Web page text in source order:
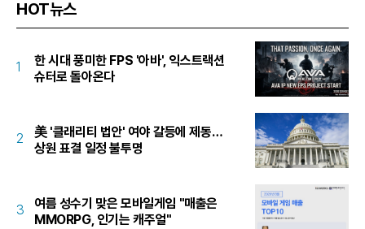
HOT뉴스
1
한 시대 풍미한 FPS '아바', 익스트랙션
슈터로 돌아온다
2
美 '클래리티 법안' 여야 갈등에 제동…
상원 표결 일정 불투명
3
여름 성수기 맞은 모바일게임 "매출은
MMORPG, 인기는 캐주얼"